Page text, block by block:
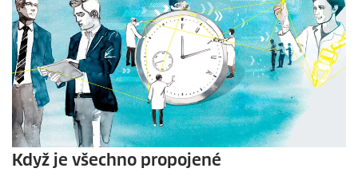
Když je všechno propojené